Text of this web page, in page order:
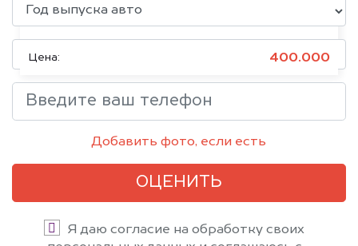
Состояние:Без документов
Цена: 400.000
Добавить фото, если есть
ОЦЕНИТЬ
Я даю согласие на обработку своих